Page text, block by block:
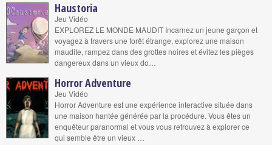
Haustoria
Jeu Vidéo
EXPLOREZ LE MONDE MAUDIT Incarnez un jeune garçon et
voyagez à travers une forêt étrange, explorez une maison
maudite, rampez dans des grottes noires et évitez les pièges
dangereux dans un vieux do…
Horror Adventure
Jeu Vidéo
Horror Adventure est une expérience interactive située dans
une maison hantée générée par la procédure. Vous êtes un
enquêteur paranormal et vous vous retrouvez à explorer ce
qui semble être un vieux …